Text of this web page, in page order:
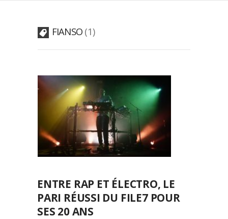
FIANSO 1
ENTRE RAP ET ÉLECTRO, LE
PARI RÉUSSI DU FILE7 POUR
SES 20 ANS